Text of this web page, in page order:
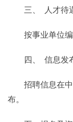
三、 人才待
按事业单位
四 信息发
招聘信息在
布。